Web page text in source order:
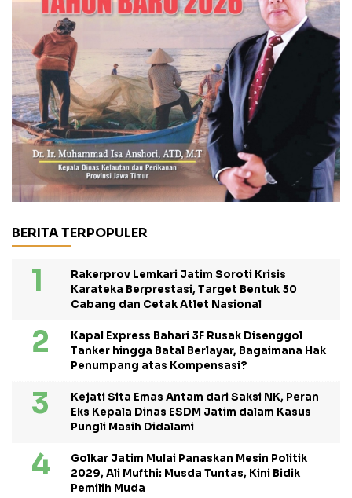
BERITA TERPOPULER
Rakerprov Lemkari Jatim Soroti Krisis
Karateka Berprestasi, Target Bentuk 30
Cabang dan Cetak Atlet Nasional
Kapal Express Bahari 3F Rusak Disenggol
Tanker hingga Batal Berlayar, Bagaimana Hak
Penumpang atas Kompensasi?
Kejati Sita Emas Antam dari Saksi NK, Peran
Eks Kepala Dinas ESDM Jatim dalam Kasus
Pungli Masih Didalami
Golkar Jatim Mulai Panaskan Mesin Politik
2029, Ali Mufthi: Musda Tuntas, Kini Bidik
Pemilih Muda